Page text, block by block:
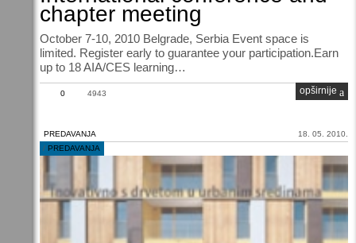
chapter meeting
October 7-10, 2010 Belgrade, Serbia Event space is
limited. Register early to guarantee your participation.Earn
up to 18 AIA/CES learning…
0 4943 opširnije
PREDAVANJA
/ PREDAVANJA
18. 05. 2010.